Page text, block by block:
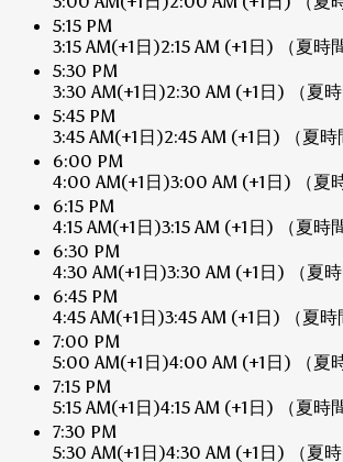
5:15 PM
3:15 AM(+1日)2:15 AM (+1日)
（夏時
5:30 PM
3:30 AM(+1日)2:30 AM (+1日)
（夏
5:45 PM
3:45 AM(+1日)2:45 AM (+1日)
（夏時
6:00 PM
4:00 AM(+1日)3:00 AM (+1日)
（夏
6:15 PM
4:15 AM(+1日)3:15 AM (+1日)
（夏時
6:30 PM
4:30 AM(+1日)3:30 AM (+1日)
（夏
6:45 PM
4:45 AM(+1日)3:45 AM (+1日)
（夏時
7:00 PM
5:00 AM(+1日)4:00 AM (+1日)
（夏
7:15 PM
5:15 AM(+1日)4:15 AM (+1日)
（夏時
7:30 PM
5:30 AM(+1日)4:30 AM (+1日)
（夏